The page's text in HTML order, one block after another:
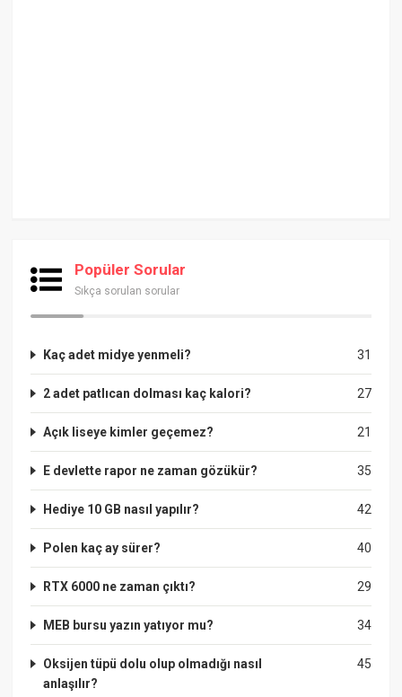
Popüler Sorular
Sıkça sorulan sorular
31
Kaç adet midye yenmeli?
27
2 adet patlıcan dolması kaç kalori?
21
Açık liseye kimler geçemez?
35
E devlette rapor ne zaman gözükür?
42
Hediye 10 GB nasıl yapılır?
40
Polen kaç ay sürer?
29
RTX 6000 ne zaman çıktı?
34
MEB bursu yazın yatıyor mu?
45
Oksijen tüpü dolu olup olmadığı nasıl
anlaşılır?